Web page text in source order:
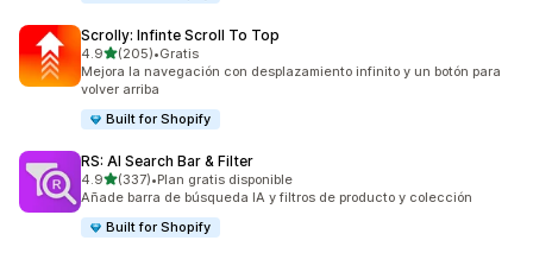
Scrolly: Infinte Scroll To Top
4.9de 5 estrellas
(205)
205 reseñas en total
•Gratis
Mejora la navegación con desplazamiento infinito y un botón para
volver arriba
Built for Shopify
RS: AI Search Bar & Filter
4.9de 5 estrellas
(337)
337 reseñas en total
•Plan gratis disponible
Añade barra de búsqueda IA y filtros de producto y colección
Built for Shopify